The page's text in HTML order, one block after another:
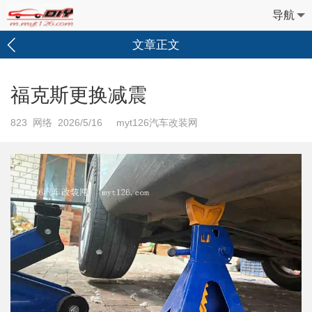
导航
文章正文
福克斯更换减震
823 网络 2026/5/16 myt126汽车改装网